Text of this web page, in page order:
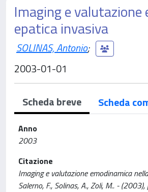
Imaging e
epatica invasiva
SOLINAS, Antonio;
2003-01-01
Scheda breve Scheda
Anno
2003
Citazione
Imaging e valutazione emodinamica
Salerno, F., Solinas, A., Zoli, M.. -